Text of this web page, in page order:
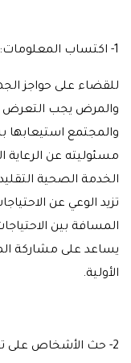
1- اكتساب المعلومات:
للقضاء على حواجز
والمرض يجب التعرض
والمجتمع استيعابها
مسئوليته عن الرعاية
الخدمة الصحية
تزيد الوعي عن
المسافة بين
يساعد على مشاركة
الأولية.
2- حث الأشخاص على تغيير المفاهيم: